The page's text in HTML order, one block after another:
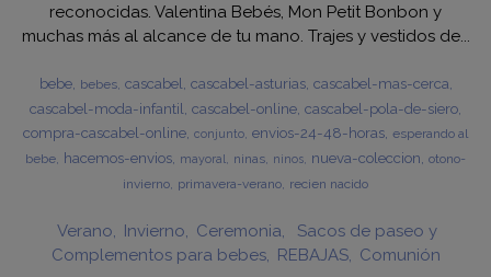
reconocidas. Valentina Bebés, Mon Petit Bonbon y
muchas más al alcance de tu mano. Trajes y vestidos de...
bebe bebes cascabel cascabel-asturias cascabel-mas-cerca
cascabel-moda-infantil cascabel-online cascabel-pola-de-siero
compra-cascabel-online conjunto envios-24-48-horas esperando al
bebe hacemos-envios mayoral ninas ninos nueva-coleccion otono-
invierno primavera-verano recien nacido
Verano Invierno Ceremonia
Sacos de paseo y
Complementos para bebes
REBAJAS Comunión